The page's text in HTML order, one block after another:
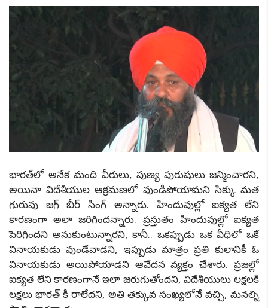
భారత్‌లో అనేక మంది వీరులు, పుణ్య పురుషులు జన్మించారని,
అయినా విదేశీయుల ఆక్రమణలో వుండిపోయామని సిక్కు మత
గురువు జగ్ బీర్ సింగ్ అన్నారు. హిందువుల్లో ఐక్యత లేని
కారణంగా అలా జరిగిందన్నారు. ప్రస్తుతం హిందువుల్లో ఐక్యత
పెరిగిందని అనుకుంటున్నారని, కానీ.. ఒకప్పుడు ఒక వీధిలో ఒకే
వినాయకుడు వుండేవాడని, ఇప్పుడు మాత్రం ప్రతి కులానికీ ఓ
వినాయకుడు అయిపోయాడని ఆవేదన వ్యక్తం చేశారు. ప్రజల్లో
ఐక్యత లేని కారణంగానే ఇలా జరుగుతోందని, విదేశీయులు లక్షలకి
లక్షలు భారత్ కి రాలేదని, అతి తక్కువ సంఖ్యలోనే వచ్చి, మనల్ని